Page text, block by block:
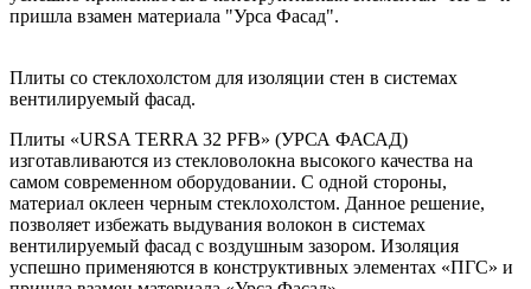
Плиты со стеклохолстом для изоляции стен в системах
вентилируемый фасад.
Плиты «URSA TERRA 32 PFB» (УРСА ФАСАД)
изготавливаются из стекловолокна высокого качества на
самом современном оборудовании. С одной стороны,
материал оклеен черным стеклохолстом. Данное решение,
позволяет избежать выдувания волокон в системах
вентилируемый фасад с воздушным зазором. Изоляция
успешно применяются в конструктивных элементах «ПГС» и